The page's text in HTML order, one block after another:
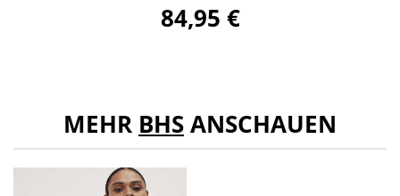
84,95 €
MEHR BHSANSCHAUEN